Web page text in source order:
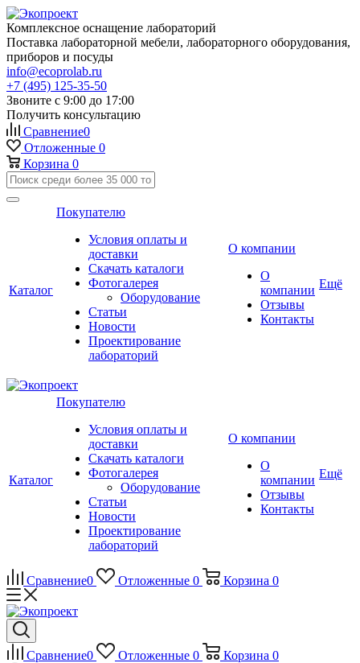
Комплексное оснащение лабораторий
Поставка лабораторной мебели, лабораторного оборудования,
приборов и посуды
info@ecoprolab.ru
+7 (495) 125-35-50
Звоните с 9:00 до 17:00
Получить консультацию
Сравнение0
Отложенные 0
Корзина 0
Каталог
Покупателю
Условия оплаты и
доставки
Скачать каталоги
Фотогалерея
Оборудование
Статьи
Новости
Проектирование
лабораторий
О компании
О
компании
Отзывы
Контакты
Ещё
Каталог
Покупателю
Условия оплаты и
доставки
Скачать каталоги
Фотогалерея
Оборудование
Статьи
Новости
Проектирование
лабораторий
О компании
О
компании
Отзывы
Контакты
Ещё
Сравнение0 Отложенные 0 Корзина 0
Сравнение0 Отложенные 0 Корзина 0